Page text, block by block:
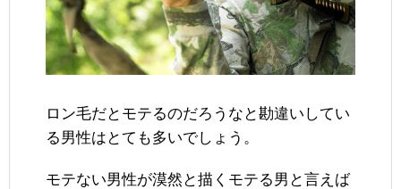
ロン毛だとモテるのだろうなと勘違いしてい
る男性はとても多いでしょう。
モテない男性が漠然と描くモテる男と言えば